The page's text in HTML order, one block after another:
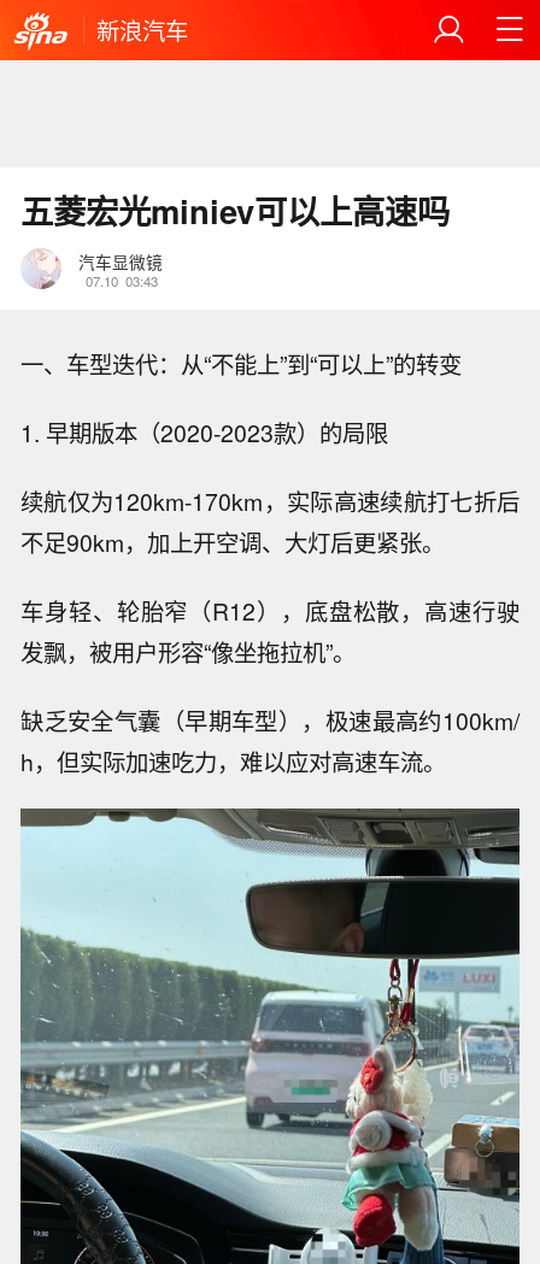
新浪汽车
五菱宏光miniev可以上高速吗
汽车显微镜
07.10 03:43
一、车型迭代：从“不能上”到“可以上”的转变
1. 早期版本（2020-2023款）的局限
续航仅为120km-170km，实际高速续航打七折后
不足90km，加上开空调、大灯后更紧张。
车身轻、轮胎窄（R12），底盘松散，高速行驶
发飘，被用户形容“像坐拖拉机”。
缺乏安全气囊（早期车型），极速最高约100km/
h，但实际加速吃力，难以应对高速车流。